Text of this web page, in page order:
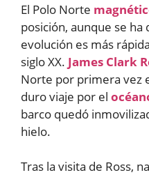
El Polo Norte
posición, aunque se
evolución es más
siglo XX. James Clark
Norte por primera vez
duro viaje por el
barco quedó
hielo.
Tras la visita de Ross,